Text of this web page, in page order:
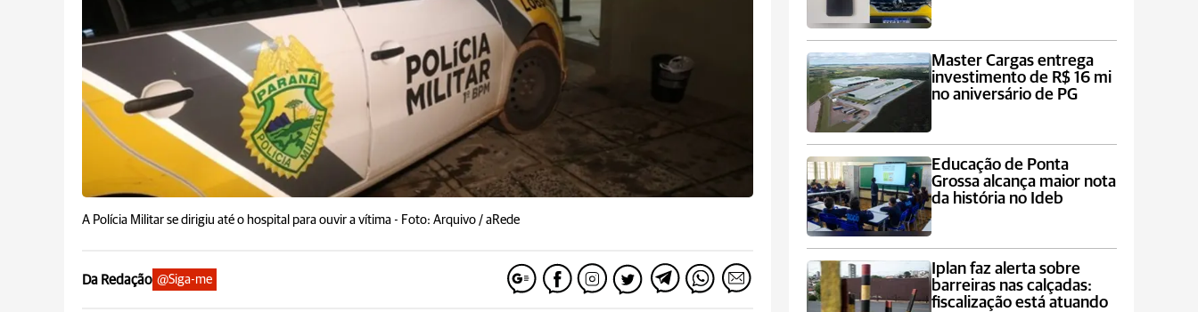
A Polícia Militar se dirigiu até o hospital para ouvir a vítima - Foto: Arquivo / aRede
Da Redação @Siga-me
Master Cargas entrega
investimento de R$ 16 mi
no aniversário de PG
Educação de Ponta
Grossa alcança maior nota
da história no Ideb
Iplan faz alerta sobre
barreiras nas calçadas:
fiscalização está atuando